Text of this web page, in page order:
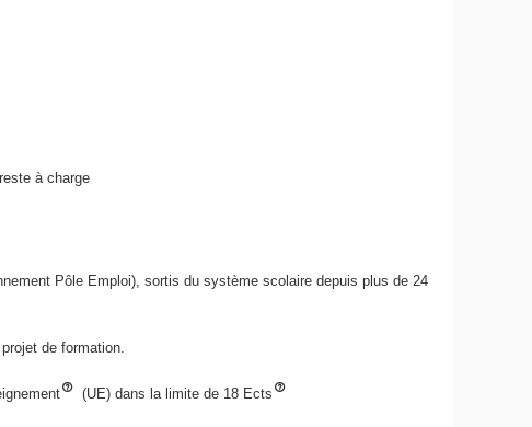
à charge
Pôle Emploi), sortis du système scolaire depuis plus de 24
de formation.
(UE) dans la limite de 18 Ects